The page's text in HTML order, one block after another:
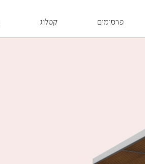
פרסומים קטלוג